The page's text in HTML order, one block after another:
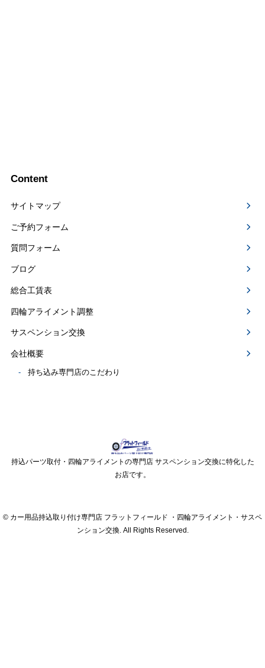
Content
サイトマップ
ご予約フォーム
質問フォーム
ブログ
総合工賃表
四輪アライメント調整
サスペンション交換
会社概要
持ち込み専門店のこだわり
持込パーツ取付・四輪アライメントの専門店 サスペンション交換に特化した
お店です。
© カー用品持込取り付け専門店 フラットフィールド ・四輪アライメント・サスペ
ンション交換. All Rights Reserved.